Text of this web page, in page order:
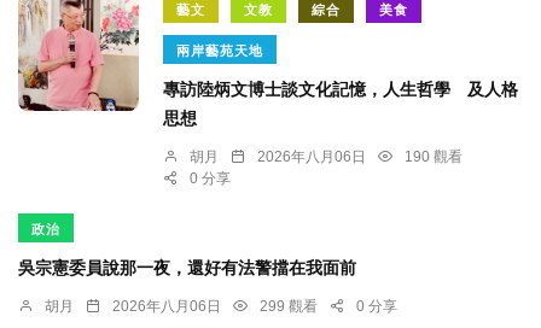
藝文 文教 綜合 美食
兩岸藝苑天地
專訪陸炳文博士談文化記憶，人生哲學 及人格
思想
胡月 2026年八月06日
190 觀看
0 分享
政治
吳宗憲委員說那一夜，還好有法警擋在我面前
胡月 2026年八月06日 299 觀看 0 分享